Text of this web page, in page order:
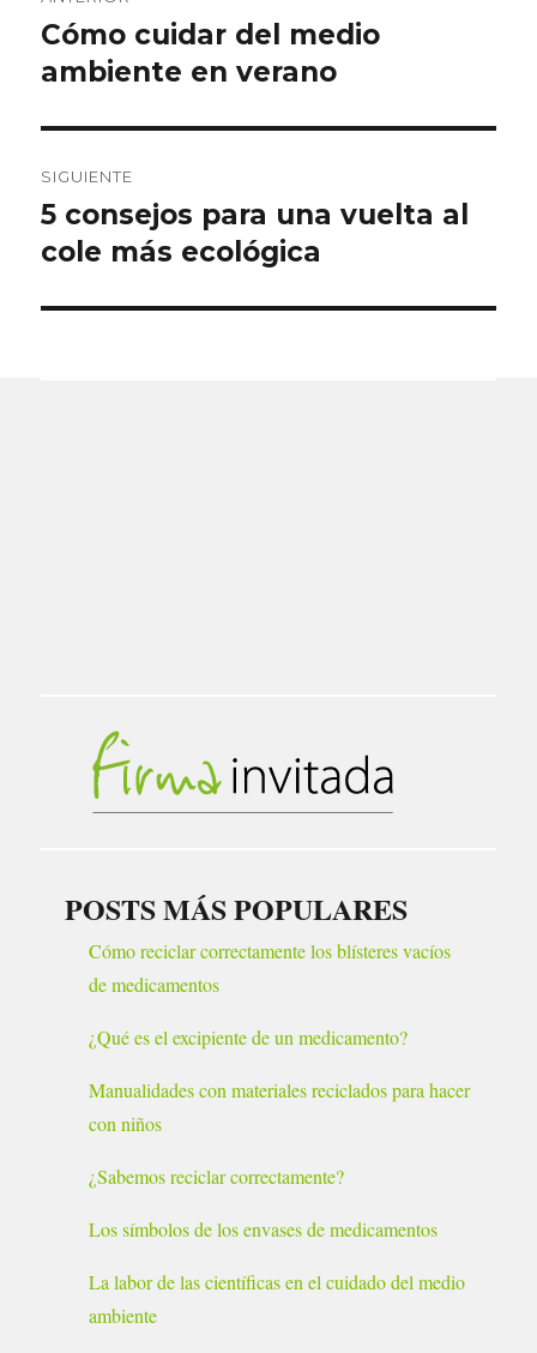
de
entradas
Entrada
anterior:
Cómo cuidar del medio
ambiente en verano
SIGUIENTE
Entrada
siguiente:
5 consejos para una vuelta al
cole más ecológica
POSTS MÁS POPULARES
Cómo reciclar correctamente los blísteres vacíos
de medicamentos
¿Qué es el excipiente de un medicamento?
Manualidades con materiales reciclados para hacer
con niños
¿Sabemos reciclar correctamente?
Los símbolos de los envases de medicamentos
La labor de las científicas en el cuidado del medio
ambiente